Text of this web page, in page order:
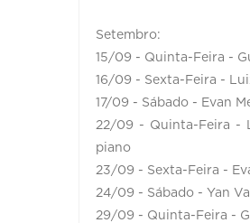
Setembro:
15/09 - Quinta-Feira -
16/09 - Sexta-Feira -
17/09 - Sábado - Evan
22/09 - Quinta-Feira -
piano
23/09 - Sexta-Feira -
24/09 - Sábado - Yan
29/09 - Quinta-Feira -